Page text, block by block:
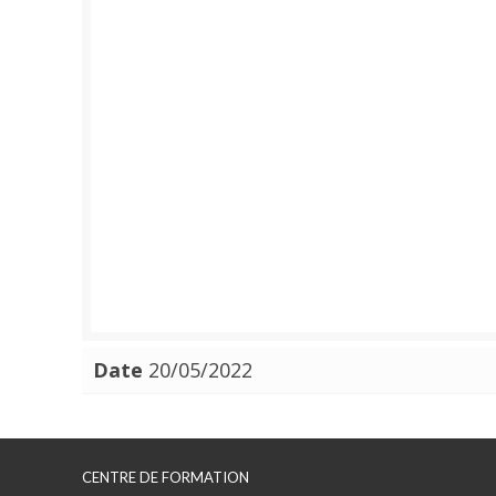
Date 20/05/2022
CENTRE DE FORMATION